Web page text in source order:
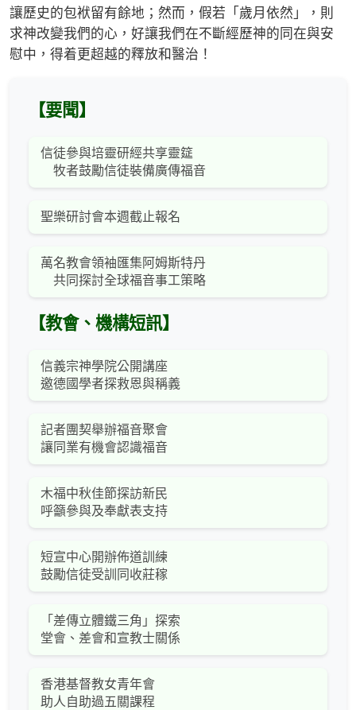
讓歷史的包袱留有餘地；然而，假若「歲月依然」，則
求神改變我們的心，好讓我們在不斷經歷神的同在與安
慰中，得着更超越的釋放和醫治！
【要聞】
信徒參與培靈研經共享靈筵
牧者鼓勵信徒裝備廣傳福音
聖樂研討會本週截止報名
萬名教會領袖匯集阿姆斯特丹
共同探討全球福音事工策略
【教會、機構短訊】
信義宗神學院公開講座
邀德國學者探救恩與稱義
記者團契舉辦福音聚會
讓同業有機會認識福音
木福中秋佳節探訪新民
呼籲參與及奉獻表支持
短宣中心開辦佈道訓練
鼓勵信徒受訓同收莊稼
「差傳立體鐵三角」探索
堂會、差會和宣教士關係
香港基督教女青年會
助人自助過五關課程